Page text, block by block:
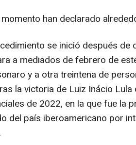
han declarado
se inició después de
a mediados de febrero de
y a otra treintena de
la victoria de Luiz Inácio Lula
de 2022, en la que fue la
del país iberoamericano por